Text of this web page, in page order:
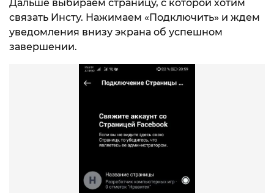
Дальше выбираем страницу, с которой хотим
связать Инсту. Нажимаем «Подключить» и ждем
уведомления внизу экрана об успешном
завершении.